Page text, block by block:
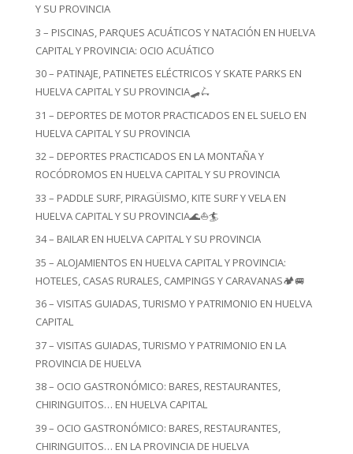
Y SU PROVINCIA
3 – PISCINAS, PARQUES ACUÁTICOS Y NATACIÓN EN HUELVA
CAPITAL Y PROVINCIA: OCIO ACUÁTICO
30 – PATINAJE, PATINETES ELÉCTRICOS Y SKATE PARKS EN
HUELVA CAPITAL Y SU PROVINCIA🛹🛴
31 – DEPORTES DE MOTOR PRACTICADOS EN EL SUELO EN
HUELVA CAPITAL Y SU PROVINCIA
32 – DEPORTES PRACTICADOS EN LA MONTAÑA Y
ROCÓDROMOS EN HUELVA CAPITAL Y SU PROVINCIA
33 – PADDLE SURF, PIRAGÜISMO, KITE SURF Y VELA EN
HUELVA CAPITAL Y SU PROVINCIA🌊⛵🏄
34 – BAILAR EN HUELVA CAPITAL Y SU PROVINCIA
35 – ALOJAMIENTOS EN HUELVA CAPITAL Y PROVINCIA:
HOTELES, CASAS RURALES, CAMPINGS Y CARAVANAS🏕️🚐
36 – VISITAS GUIADAS, TURISMO Y PATRIMONIO EN HUELVA
CAPITAL
37 – VISITAS GUIADAS, TURISMO Y PATRIMONIO EN LA
PROVINCIA DE HUELVA
38 – OCIO GASTRONÓMICO: BARES, RESTAURANTES,
CHIRINGUITOS… EN HUELVA CAPITAL
39 – OCIO GASTRONÓMICO: BARES, RESTAURANTES,
CHIRINGUITOS… EN LA PROVINCIA DE HUELVA